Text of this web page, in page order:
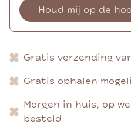
Houd mij op de
Gratis verzending
Gratis ophalen
Morgen in huis, op
besteld